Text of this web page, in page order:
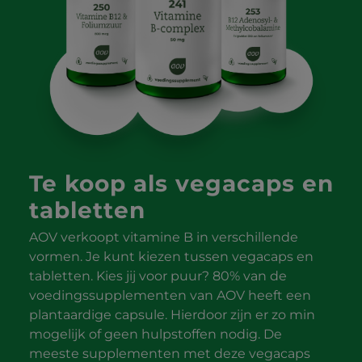
Te koop als vegacaps en
tabletten
AOV verkoopt vitamine B in verschillende
vormen. Je kunt kiezen tussen vegacaps en
tabletten. Kies jij voor puur? 80% van de
voedingssupplementen van AOV heeft een
plantaardige capsule. Hierdoor zijn er zo min
mogelijk of geen hulpstoffen nodig. De
meeste supplementen met deze vegacaps